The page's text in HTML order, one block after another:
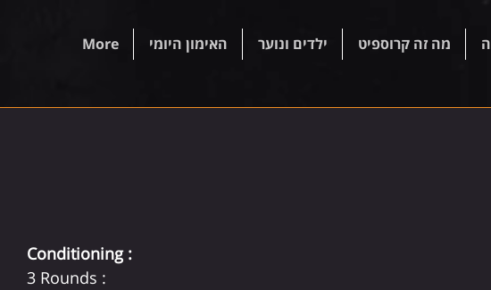
מה זה קרוספיט ילדים ונוער האימון היומי More
Conditioning :
3 Rounds :